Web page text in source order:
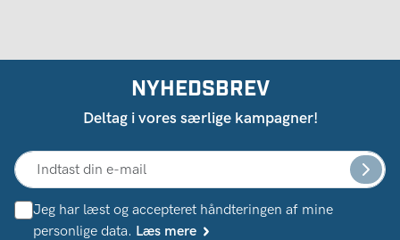
NYHEDSBREV
Deltag i vores særlige kampagner!
Jeg har læst og accepteret håndteringen af ​​mine
personlige data. Læs mere